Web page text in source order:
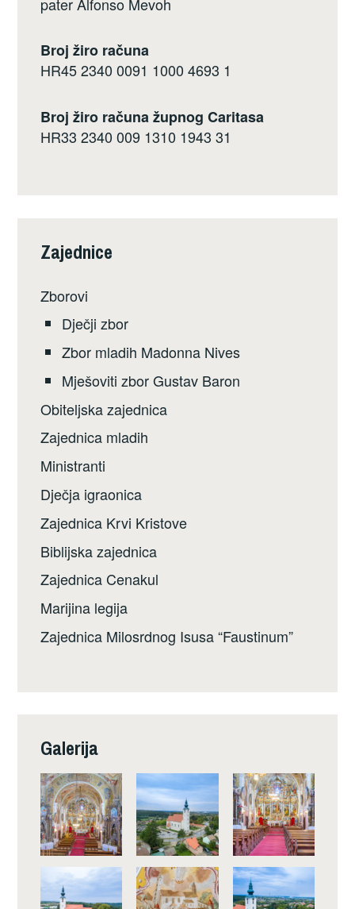
Broj žiro računa
HR45 2340 0091 1000 4693 1
Broj žiro računa župnog Caritasa
HR33 2340 009 1310 1943 31
Zajednice
Zborovi
Dječji zbor
Zbor mladih Madonna Nives
Mješoviti zbor Gustav Baron
Obiteljska zajednica
Zajednica mladih
Ministranti
Dječja igraonica
Zajednica Krvi Kristove
Biblijska zajednica
Zajednica Cenakul
Marijina legija
Zajednica Milosrdnog Isusa “Faustinum”
Galerija